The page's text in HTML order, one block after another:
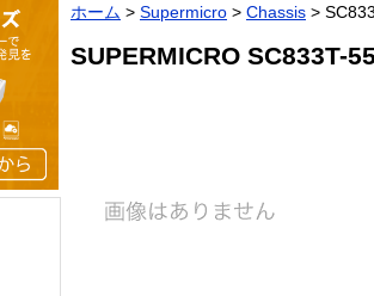
ホーム > Supermicro > Chassis >
SUPERMICRO SC833T-